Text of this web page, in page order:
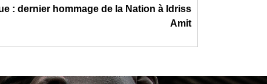
: dernier hommage de la Nation à Idriss
Amit